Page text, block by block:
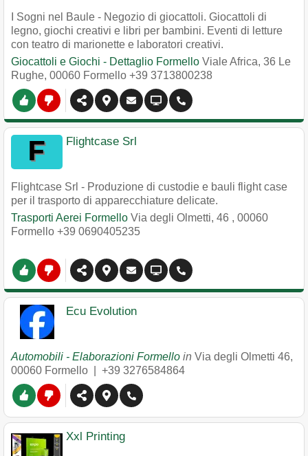
I Sogni nel Baule - Negozio di giocattoli. Giocattoli di
legno, giochi creativi e libri per bambini. Eventi di letture
con teatro di marionette e laboratori creativi.
Giocattoli e Giochi - Dettaglio Formello Viale Africa, 36 Le
Rughe, 00060 Formello +39 3713800238
Flightcase Srl
Flightcase Srl - Produzione di custodie e bauli flight case
per il trasporto di apparecchiature delicate.
Trasporti Aerei Formello Via degli Olmetti, 46 , 00060
Formello +39 0690405235
Ecu Evolution
Automobili - Elaborazioni Formello in Via degli Olmetti 46,
00060 Formello +39 3276584864
Xxl Printing